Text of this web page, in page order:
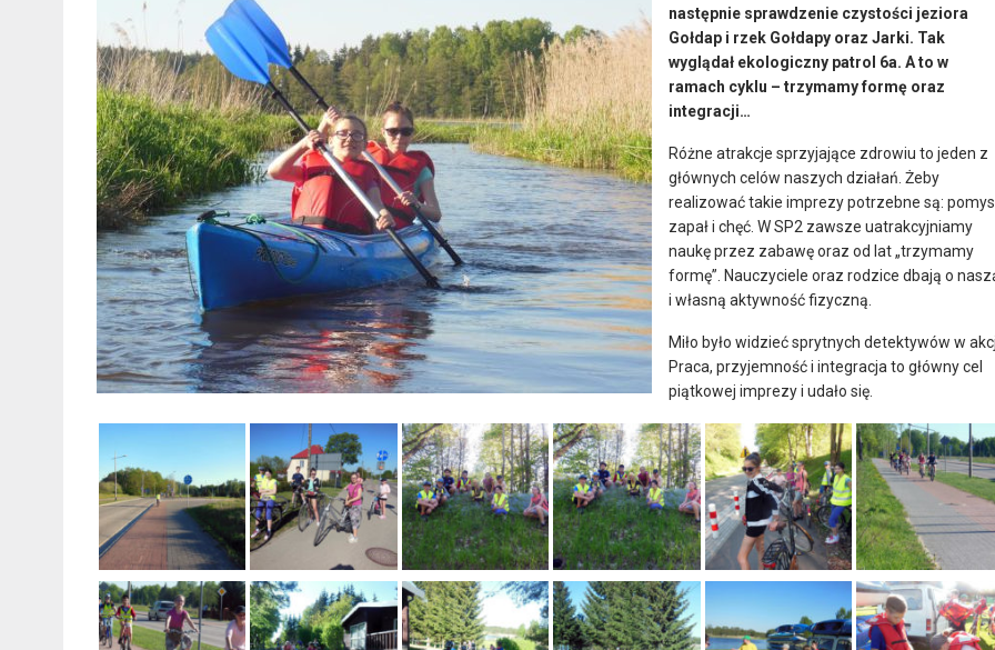
następnie sprawdzenie czystości jeziora
Gołdap i rzek Gołdapy oraz Jarki. Tak
wyglądał ekologiczny patrol 6a. A to w
ramach cyklu – trzymamy formę oraz
integracji…
Różne atrakcje sprzyjające zdrowiu to jeden z
głównych celów naszych działań. Żeby
realizować takie imprezy potrzebne są:
zapał i chęć. W SP2 zawsze uatrakcyjniamy
naukę przez zabawę oraz od lat „trzymamy
formę”. Nauczyciele oraz rodzice dbają o
i własną aktywność fizyczną.
Miło było widzieć sprytnych detektywów w
Praca, przyjemność i integracja to główny cel
piątkowej imprezy i udało się.